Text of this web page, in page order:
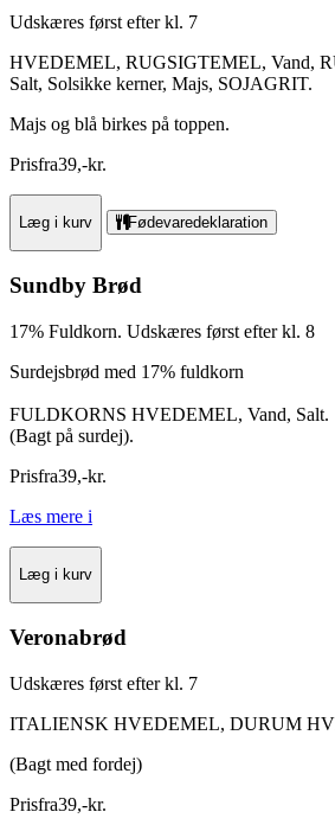
Udskæres først efter kl. 7
HVEDEMEL, RUGSIGTEMEL, Vand,
Salt, Solsikke kerner, Majs, SOJAGRIT.
Majs og blå birkes på toppen.
Prisfra39,-kr.
Læg i kurv Fødevaredeklaration
Sundby Brød
17% Fuldkorn. Udskæres først efter kl. 8
Surdejsbrød med 17% fuldkorn
FULDKORNS HVEDEMEL, Vand, Salt.
(Bagt på surdej).
Prisfra39,-kr.
Læs mere i
Læg i kurv
Veronabrød
Udskæres først efter kl. 7
ITALIENSK HVEDEMEL, DURUM
(Bagt med fordej)
Prisfra39,-kr.